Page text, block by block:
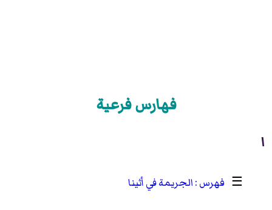
فهارس فرعية
ا
☰ الجريمة في أثينا